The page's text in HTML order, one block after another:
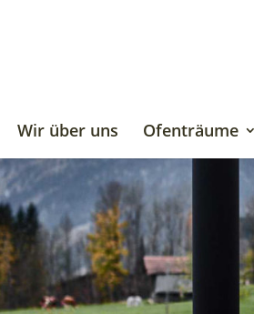
Wir über uns Ofenträume